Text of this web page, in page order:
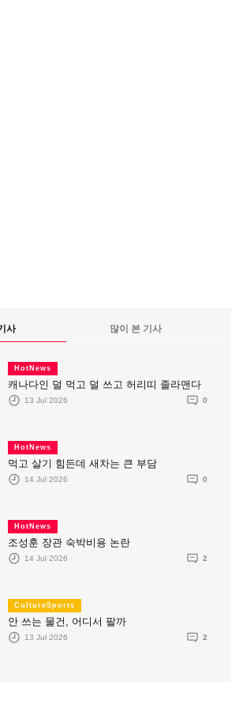
사 많이 본 기사
HotNews
캐나다인 덜 먹고 덜 쓰고 허리띠 졸라맨다
13 Jul 2026 0
HotNews
먹고 살기 힘든데 새차는 큰 부담
14 Jul 2026 0
HotNews
조성훈 장관 숙박비용 논란
14 Jul 2026 2
CultureSports
안 쓰는 물건, 어디서 팔까
13 Jul 2026 2